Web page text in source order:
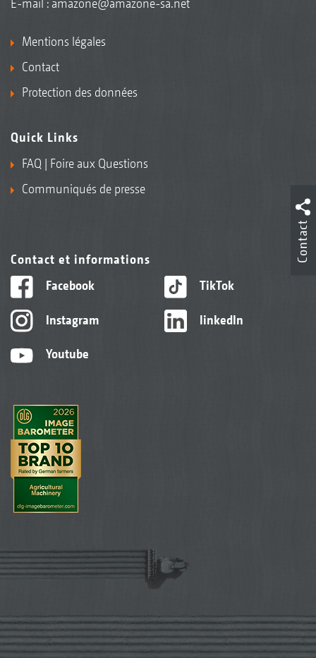
E-mail : amazone@amazone-sa.net
Mentions légales
Contact
Protection des données
Quick Links
FAQ | Foire aux Questions
Communiqués de presse
Contact et informations
Facebook
Instagram
Youtube
TikTok
linkedIn
Contact